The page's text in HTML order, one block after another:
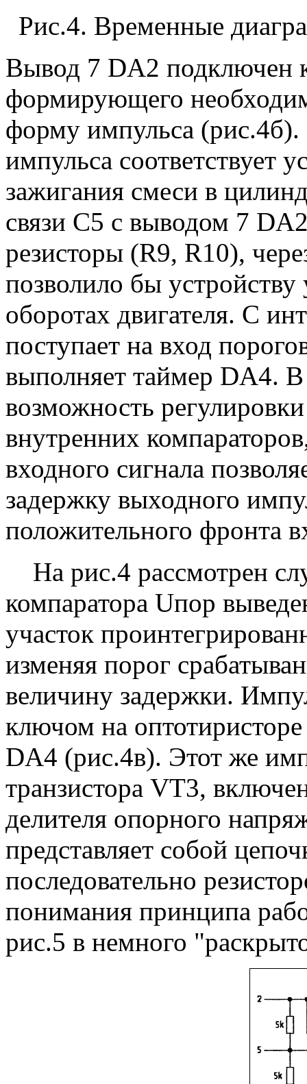
Рис.4. Временные
Вывод 7 DA2 подключен
формирующего
форму импульса
импульса соответствует
зажигания смеси в
связи С5 с выводом 7
резисторы (R9, R10),
позволило бы
оборотах двигателя. С
поступает на вход
выполняет таймер DA4.
возможность
внутренних
входного сигнала
задержку выходного
положительного фронта
На рис.4 рассмотрен
компаратора Uпор
участок
изменяя порог
величину задержки.
ключом на
DA4 (рис.4в). Этот же
транзистора VT3,
делителя опорного
представляет собой
последовательно
понимания принципа
рис.5 в немного